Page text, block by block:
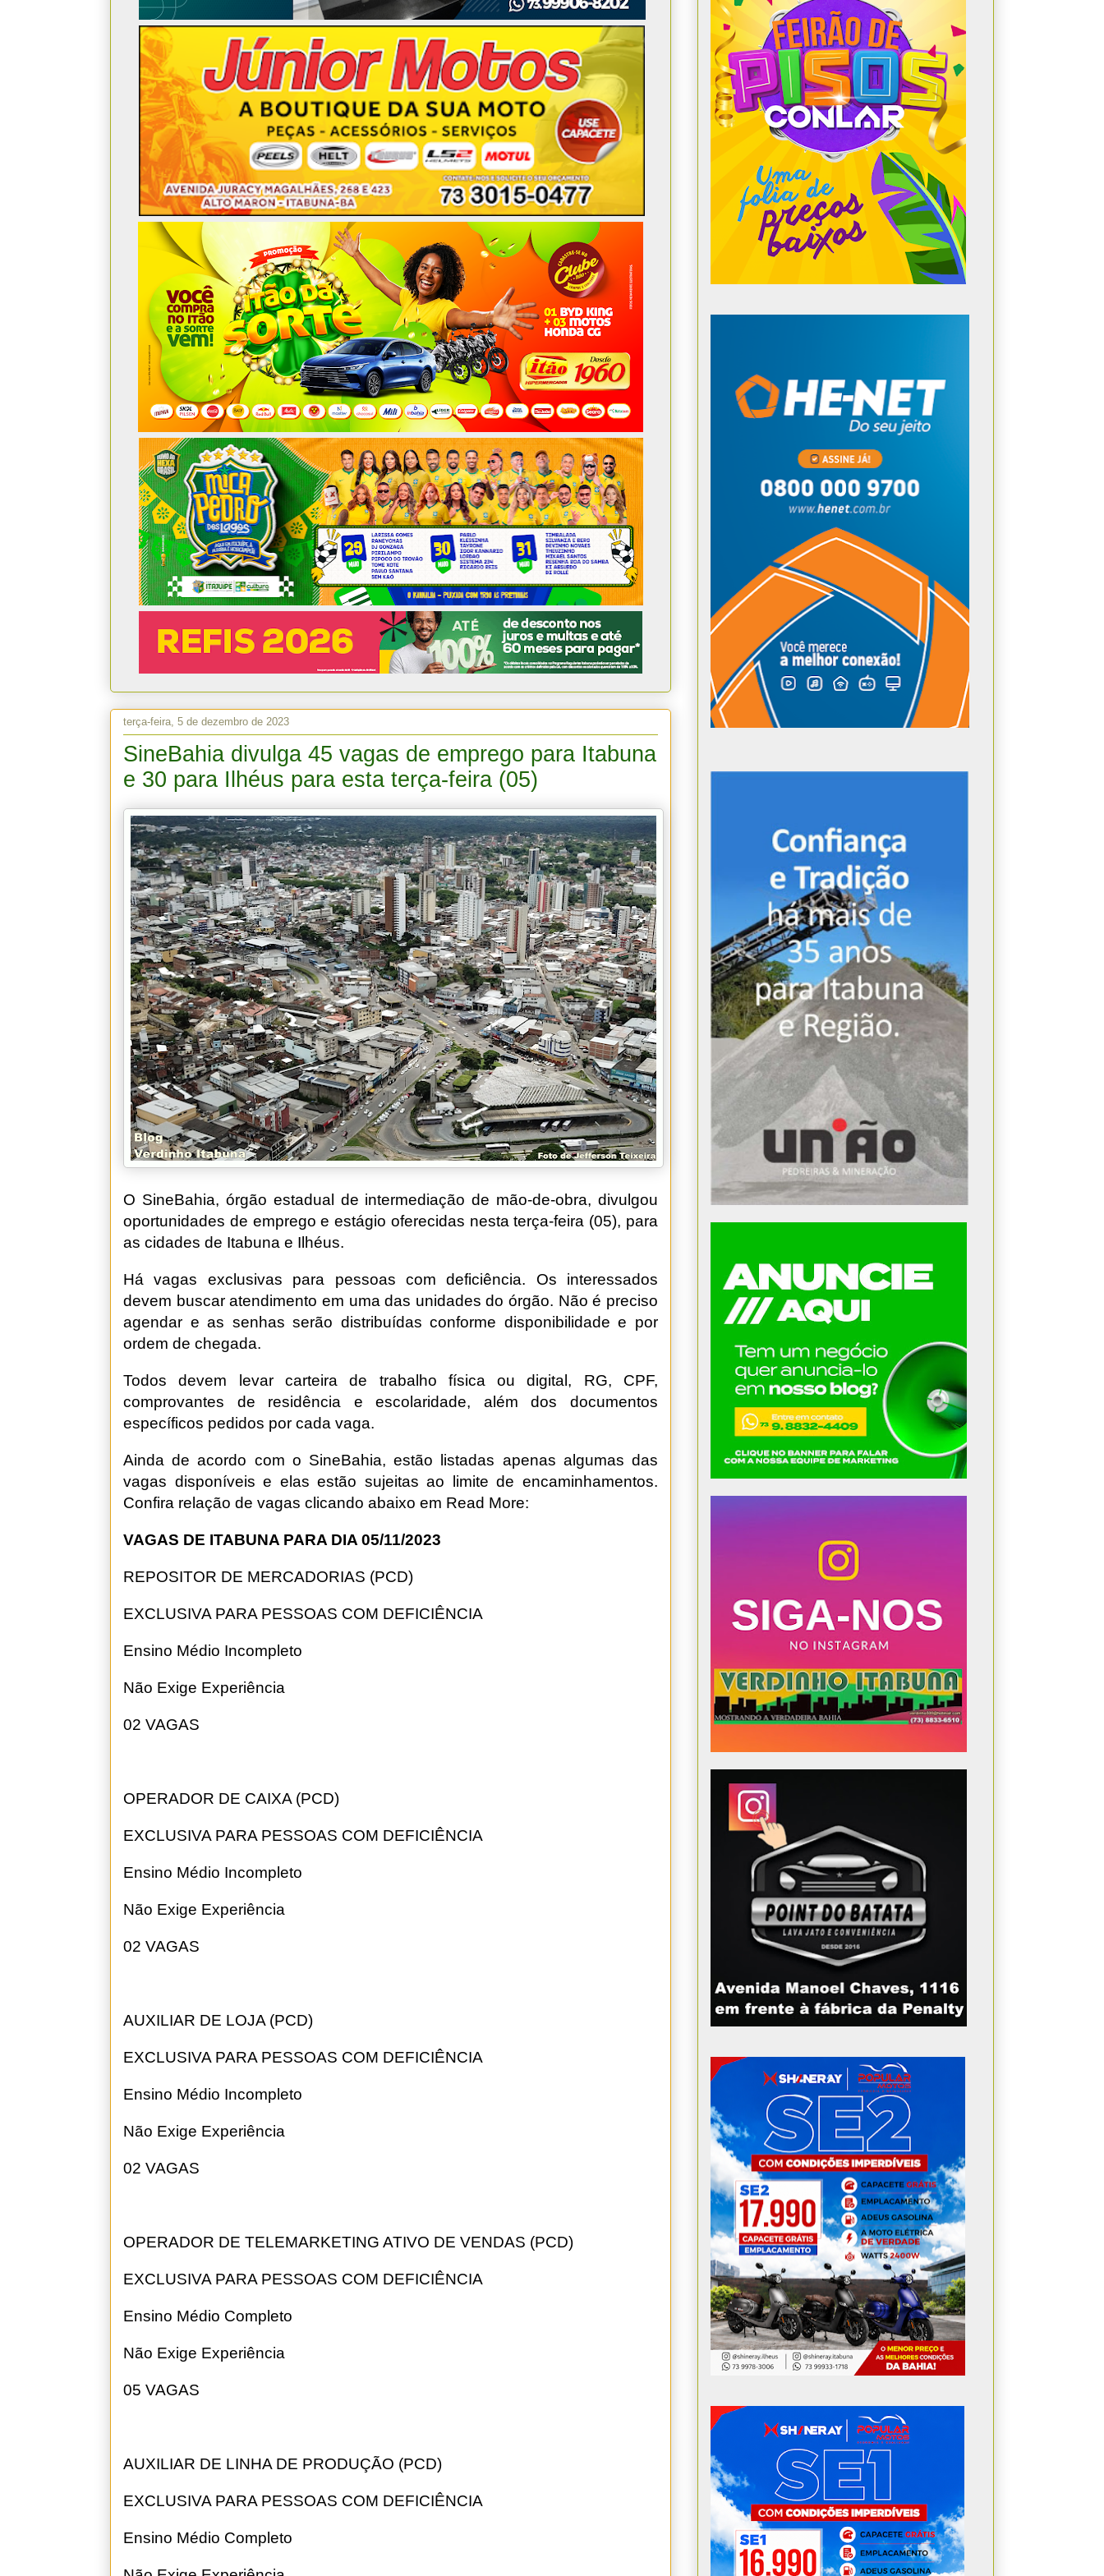
terça-feira, 5 de dezembro de 2023
SineBahia divulga 45 vagas de emprego para Itabuna
e 30 para Ilhéus para esta terça-feira (05)
O SineBahia, órgão estadual de intermediação de mão-de-obra, divulgou
oportunidades de emprego e estágio oferecidas nesta terça-feira (05), para
as cidades de Itabuna e Ilhéus.
Há vagas exclusivas para pessoas com deficiência. Os interessados
devem buscar atendimento em uma das unidades do órgão. Não é preciso
agendar e as senhas serão distribuídas conforme disponibilidade e por
ordem de chegada.
Todos devem levar carteira de trabalho física ou digital, RG, CPF,
comprovantes de residência e escolaridade, além dos documentos
específicos pedidos por cada vaga.
Ainda de acordo com o SineBahia, estão listadas apenas algumas das
vagas disponíveis e elas estão sujeitas ao limite de encaminhamentos.
Confira relação de vagas clicando abaixo em Read More:
VAGAS DE ITABUNA PARA DIA 05/11/2023
REPOSITOR DE MERCADORIAS (PCD)
EXCLUSIVA PARA PESSOAS COM DEFICIÊNCIA
Ensino Médio Incompleto
Não Exige Experiência
02 VAGAS
OPERADOR DE CAIXA (PCD)
EXCLUSIVA PARA PESSOAS COM DEFICIÊNCIA
Ensino Médio Incompleto
Não Exige Experiência
02 VAGAS
AUXILIAR DE LOJA (PCD)
EXCLUSIVA PARA PESSOAS COM DEFICIÊNCIA
Ensino Médio Incompleto
Não Exige Experiência
02 VAGAS
OPERADOR DE TELEMARKETING ATIVO DE VENDAS (PCD)
EXCLUSIVA PARA PESSOAS COM DEFICIÊNCIA
Ensino Médio Completo
Não Exige Experiência
05 VAGAS
AUXILIAR DE LINHA DE PRODUÇÃO (PCD)
EXCLUSIVA PARA PESSOAS COM DEFICIÊNCIA
Ensino Médio Completo